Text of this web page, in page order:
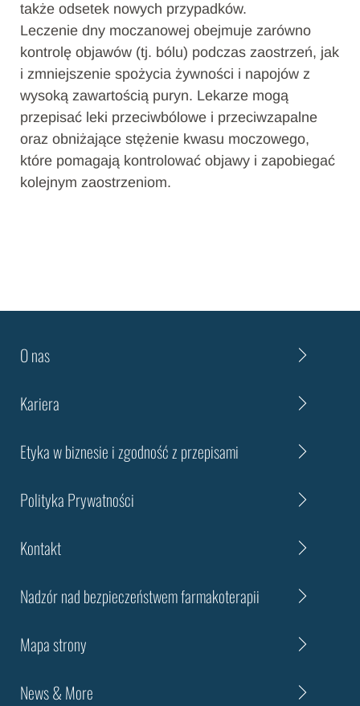
także odsetek nowych przypadków.
Leczenie dny moczanowej obejmuje zarówno
kontrolę objawów (tj. bólu) podczas zaostrzeń, jak
i zmniejszenie spożycia żywności i napojów z
wysoką zawartością puryn. Lekarze mogą
przepisać leki przeciwbólowe i przeciwzapalne
oraz obniżające stężenie kwasu moczowego,
które pomagają kontrolować objawy i zapobiegać
kolejnym zaostrzeniom.
O nas
Kariera
Etyka w biznesie i zgodność z przepisami
Polityka Prywatności
Kontakt
Nadzór nad bezpieczeństwem farmakoterapii
Mapa strony
News & More